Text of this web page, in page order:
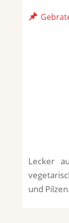
Lecker
und